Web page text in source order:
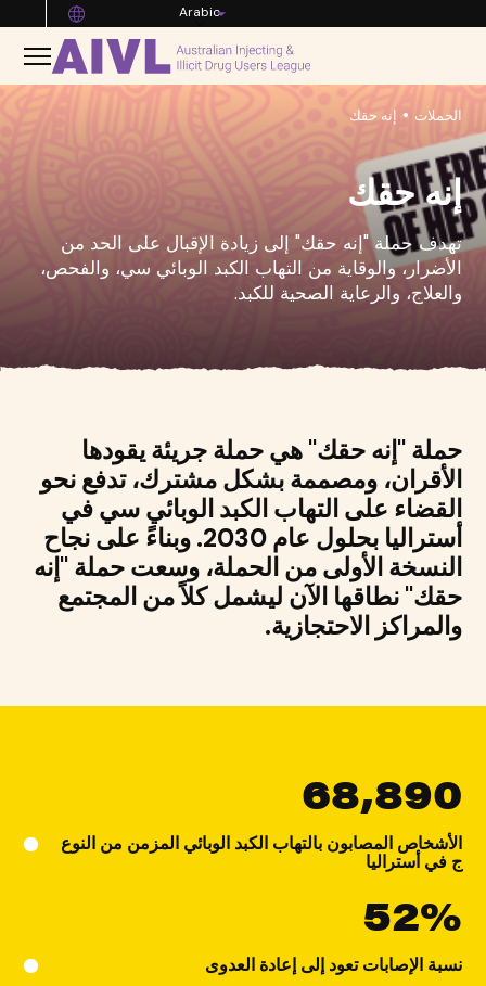
Arabic
الحملات • إنه حقك
إنه حقك
تهدف حملة "إنه حقك" إلى زيادة الإقبال على الحد من
الأضرار، والوقاية من التهاب الكبد الوبائي سي، والفحص،
والعلاج، والرعاية الصحية للكبد.
حملة "إنه حقك" هي حملة جريئة يقودها
الأقران، ومصممة بشكل مشترك، تدفع نحو
القضاء على التهاب الكبد الوبائي سي في
أستراليا بحلول عام 2030. وبناءً على نجاح
النسخة الأولى من الحملة، وسعت حملة "إنه
حقك" نطاقها الآن ليشمل كلاً من المجتمع
والمراكز الاحتجازية.
68,890
الأشخاص المصابون بالتهاب الكبد الوبائي المزمن من النوع
ج في أستراليا
52%
نسبة الإصابات تعود إلى إعادة العدوى